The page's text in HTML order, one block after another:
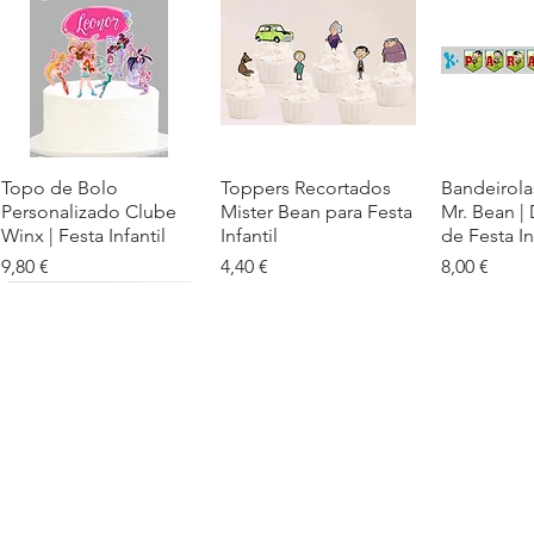
Visualização rápida
Topo de Bolo
Personalizado Clube
Winx | Festa Infantil
Preço
9,80 €
Visualização rápida
Toppers Recortados
Mister Bean para Festa
Infantil
Preço
4,40 €
Mr. Bean |
de Festa
Preço
8,00 €